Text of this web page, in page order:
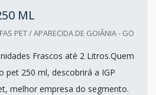
ML
PET / APARECIDA DE GOIÂNIA - GO
Frascos até 2 Litros.Quem
pet 250 ml, descobrirá a IGP
melhor empresa do segmento.